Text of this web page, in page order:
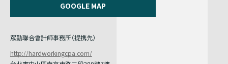
GOOGLE MAP
眾勤聯合會計師事務所（提携先）
http://hardworkingcpa.com/